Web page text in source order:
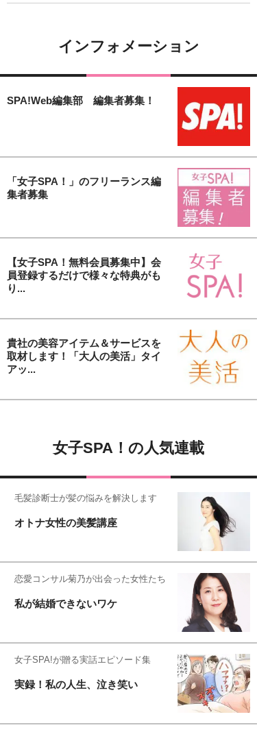
インフォメーション
SPA!Web編集部 編集者募集！
「女子SPA！」のフリーランス編
集者募集
【女子SPA！無料会員募集中】会
員登録するだけで様々な特典がも
り...
貴社の美容アイテム＆サービスを
取材します！「大人の美活」タイ
アッ...
女子SPA！の人気連載
毛髪診断士が髪の悩みを解決します
オトナ女性の美髪講座
恋愛コンサル菊乃が出会った女性たち
私が結婚できないワケ
女子SPA!が贈る実話エピソード集
実録！私の人生、泣き笑い